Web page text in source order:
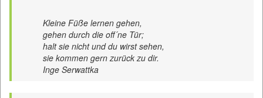
Kleine Füße lernen gehen,
gehen durch die off´ne Tür;
halt sie nicht und du wirst sehen,
sie kommen gern zurück zu dir.
Inge Serwattka